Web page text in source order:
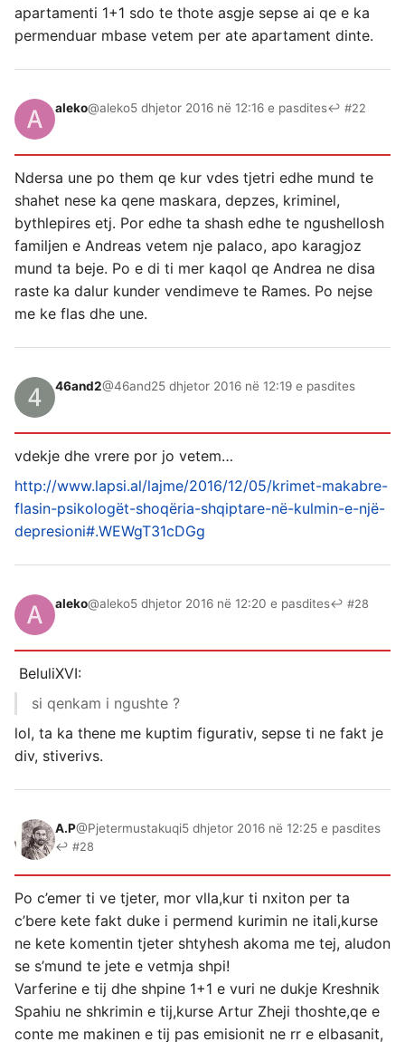
apartamenti 1+1 sdo te thote asgje sepse ai qe e ka
permenduar mbase vetem per ate apartament dinte.
aleko@aleko5 dhjetor 2016 në 12:16 e pasdites↩ #22
Ndersa une po them qe kur vdes tjetri edhe mund te
shahet nese ka qene maskara, depzes, kriminel,
bythlepires etj. Por edhe ta shash edhe te ngushellosh
familjen e Andreas vetem nje palaco, apo karagjoz
mund ta beje. Po e di ti mer kaqol qe Andrea ne disa
raste ka dalur kunder vendimeve te Rames. Po nejse
me ke flas dhe une.
46and2@46and25 dhjetor 2016 në 12:19 e pasdites
vdekje dhe vrere por jo vetem…
http://www.lapsi.al/lajme/2016/12/05/krimet-makabre-
flasin-psikologët-shoqëria-shqiptare-në-kulmin-e-një-
depresioni#.WEWgT31cDGg
aleko@aleko5 dhjetor 2016 në 12:20 e pasdites↩ #28
BeluliXVI:
si qenkam i ngushte ?
lol, ta ka thene me kuptim figurativ, sepse ti ne fakt je
div, stiverivs.
A.P@Pjetermustakuqi5 dhjetor 2016 në 12:25 e pasdites
↩ #28
Po c’emer ti ve tjeter, mor vlla,kur ti nxiton per ta
c’bere kete fakt duke i permend kurimin ne itali,kurse
ne kete komentin tjeter shtyhesh akoma me tej, aludon
se s’mund te jete e vetmja shpi!
Varferine e tij dhe shpine 1+1 e vuri ne dukje Kreshnik
Spahiu ne shkrimin e tij,kurse Artur Zheji thoshte,qe e
conte me makinen e tij pas emisionit ne rr e elbasanit,